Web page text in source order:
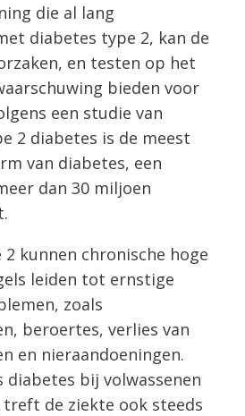
die al lang
diabetes type 2, kan de
en testen op het
bieden voor
een studie van
2 diabetes is de meest
van diabetes, een
dan 30 miljoen
kunnen chronische hoge
leiden tot ernstige
zoals
beroertes, verlies van
en nieraandoeningen.
diabetes bij volwassenen
de ziekte ook steeds